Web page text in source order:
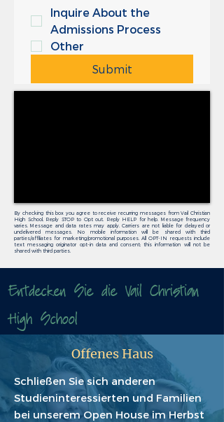
Inquire About the
Admissions Process
Other
Submit
By checking this box you agree to receive recurring messages from Vail Christian
High School, Reply STOP to Opt out. Reply HELP for help. Message frequency
varies. Message and data rates may apply. Carriers are not liable for delayed or
undelivered messages. No mobile information will be shared with third
parties/affiliates for marketing/promotional purposes. All OPT-IN requests include
text messaging originator opt-in data and consent; this information will not be
shared with third parties.
Entdecken Sie die Vail Christian
High School
Offenes Haus
Schließen Sie sich anderen
Studieninteressierten und Familien
bei unserem Open House im Herbst